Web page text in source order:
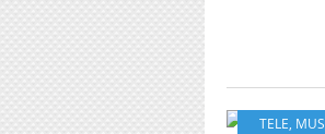
TELE, MUS